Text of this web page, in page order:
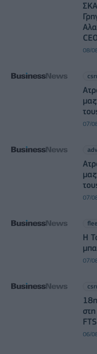
08/
07/
07/
Η
07/
06/